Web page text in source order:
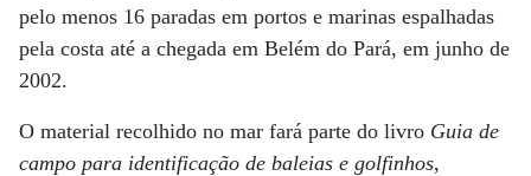
pelo menos 16 paradas em portos e marinas espalhadas
pela costa até a chegada em Belém do Pará, em junho de
2002.
O material recolhido no mar fará parte do livro Guia de
campo para identificação de baleias e golfinhos,